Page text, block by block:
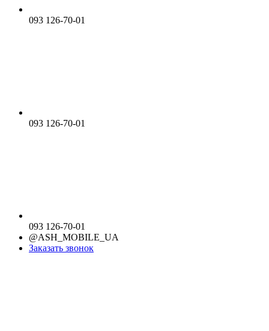
093 126-70-01
093 126-70-01
093 126-70-01
@ASH_MOBILE_UA
Заказать звонок